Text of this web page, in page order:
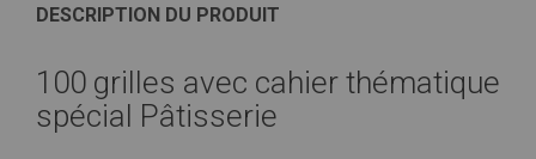
DESCRIPTION DU PRODUIT
100 grilles avec cahier thématique
spécial Pâtisserie